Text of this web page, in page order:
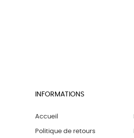
INFORMATIONS
Accueil
Politique de retours